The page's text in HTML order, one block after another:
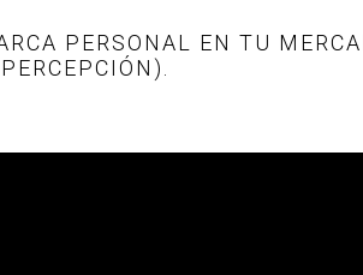
PERSONAL EN TU